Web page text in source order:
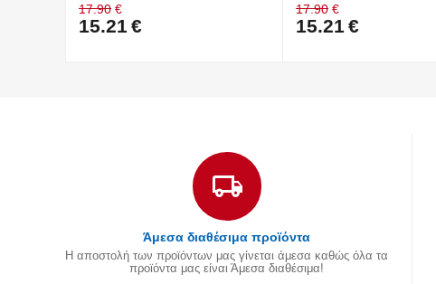
17.90 €
15.21 €
17.90 €
15.21 €
Άμεσα διαθέσιμα προϊόντα
Η αποστολή των προϊόντων μας γίνεται άμεσα καθώς όλα τα
προϊόντα μας είναι Άμεσα διαθέσιμα!